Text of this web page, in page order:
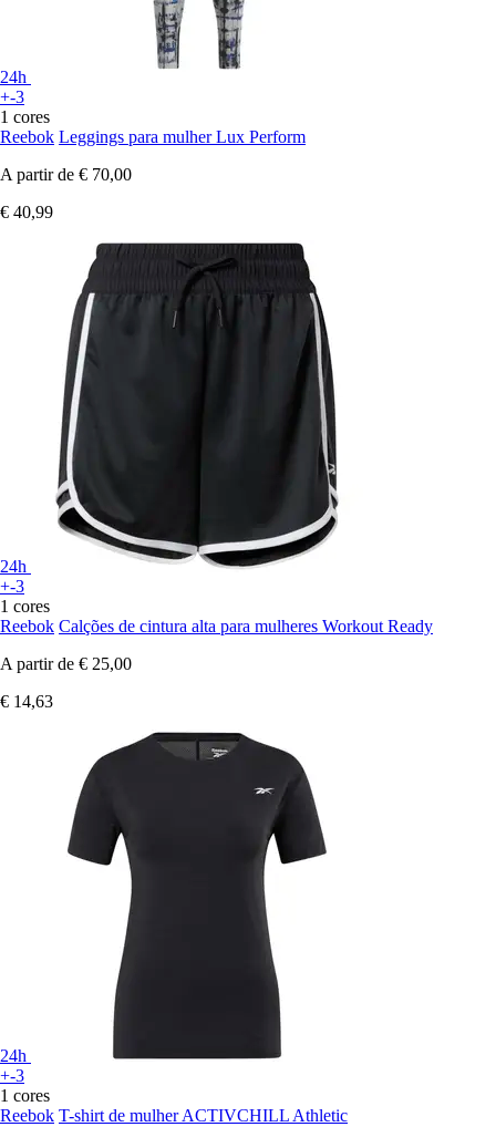
24h
+-3
1 cores
Reebok Leggings para mulher Lux Perform
A partir de € 70,00
€ 40,99
24h
+-3
1 cores
Reebok Calções de cintura alta para mulheres Workout Ready
A partir de € 25,00
€ 14,63
24h
+-3
1 cores
Reebok T-shirt de mulher ACTIVCHILL Athletic